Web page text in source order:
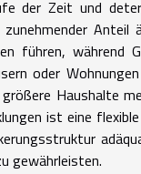
der Zeit und
Anteil
führen, während
oder
Haushalte
ist eine
gewährleisten.